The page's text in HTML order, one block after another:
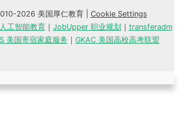
2026 美国厚仁教育 | Cookie Settings
工智能教育｜ JobUpper 职业规划 ｜ transferadm
美国寄宿家庭服务 ｜ GKAC 美国高校高考联盟